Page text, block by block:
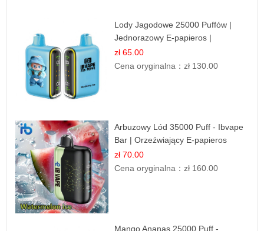
Lody Jagodowe 25000 Puffów |
Jednorazowy E-papieros |
Deserowy Smak
zł 65.00
Cena oryginalna：zł 130.00
Arbuzowy Lód 35000 Puff - Ibvape
Bar | Orzeźwiający E-papieros
Jednorazowy
zł 70.00
Cena oryginalna：zł 160.00
Mango Ananas 25000 Puff -